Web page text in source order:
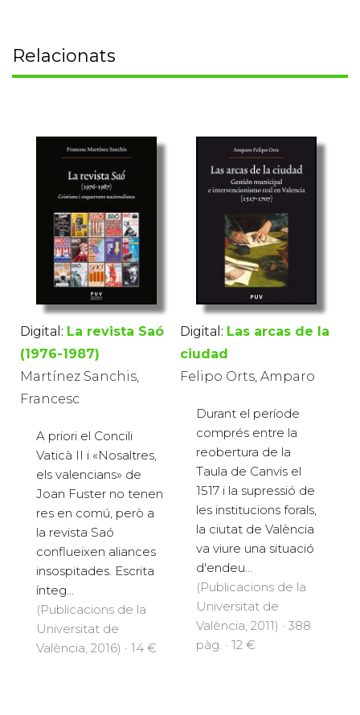
Relacionats
Digital: La revista Saó
(1976-1987)
Martínez Sanchis,
Francesc
A priori el Concili
Vaticà II i «Nosaltres,
els valencians» de
Joan Fuster no tenen
res en comú, però a
la revista Saó
conflueixen aliances
insospitades. Escrita
ínteg...
(Publicacions de la
Universitat de
València, 2016) · 14 €
Digital: Las arcas de la
ciudad
Felipo Orts, Amparo
Durant el període
comprés entre la
reobertura de la
Taula de Canvis el
1517 i la supressió de
les institucions forals,
la ciutat de València
va viure una situació
d'endeu...
(Publicacions de la
Universitat de
València, 2011) · 388
pàg. · 12 €